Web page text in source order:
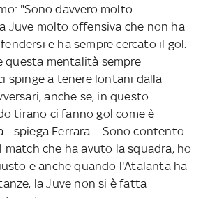
"Sono davvero molto
Juve molto offensiva che non ha
e ha sempre cercato il gol.
questa mentalità sempre
spinge a tenere lontani dalla
anche se, in questo
tirano ci fanno gol come è
- spiega Ferrara -. Sono contento
match che ha avuto la squadra, ho
e anche quando l'Atalanta ha
la Juve non si è fatta